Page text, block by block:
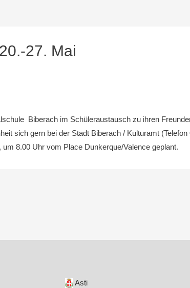
27. Mai
Biberach im Schüleraustausch zu ihren
sich gern bei der Stadt Biberach / Kulturamt
8.00 Uhr vom Place Dunkerque/Valence geplant.
Asti